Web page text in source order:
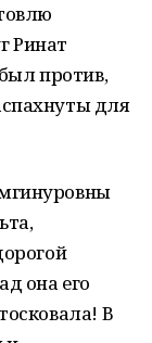
Ринат
против,
для
она его
В